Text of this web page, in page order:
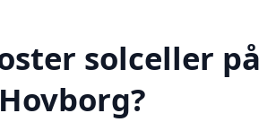
solceller på